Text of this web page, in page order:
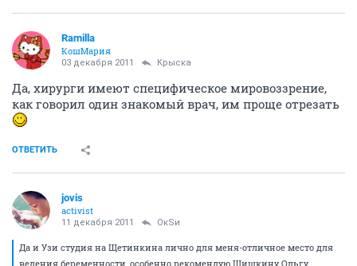
Ramilla
КошМария
03 декабря 2011 Крыска
Да, хирурги имеют специфическое мировоззрение,
как говорил один знакомый врач, им проще отрезать
ОТВЕТИТЬ
jovis
activist
11 декабря 2011 ОкSи
Да и Узи студия на Щетинкина лично для меня-отличное место для
ведения беременности, особенно рекомендую Шишкину Ольгу